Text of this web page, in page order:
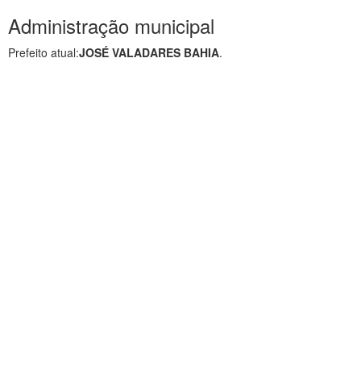
Administração municipal
Prefeito atual:JOSÉ VALADARES BAHIA.